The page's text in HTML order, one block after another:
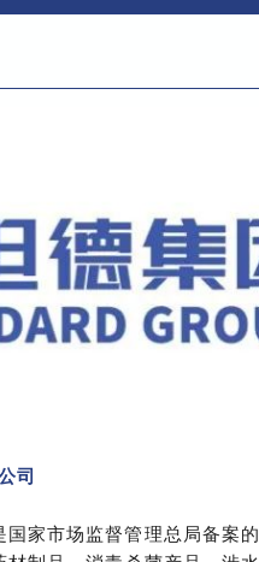
司
家市场监督管理总局备案